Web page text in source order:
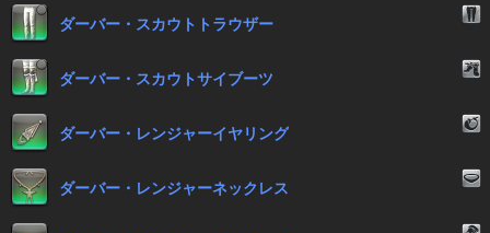
ダーバー・スカウトトラウザー
ダーバー・スカウトサイブーツ
ダーバー・レンジャーイヤリング
ダーバー・レンジャーネックレス